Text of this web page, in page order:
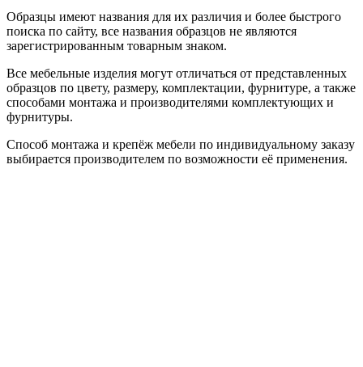
Образцы имеют названия для их различия и более быстрого
поиска по сайту, все названия образцов не являются
зарегистрированным товарным знаком.
Все мебельные изделия могут отличаться от представленных
образцов по цвету, размеру, комплектации, фурнитуре, а также
способами монтажа и производителями комплектующих и
фурнитуры.
Способ монтажа и крепёж мебели по индивидуальному заказу
выбирается производителем по возможности её применения.